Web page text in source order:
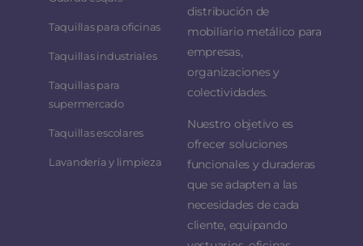
Taquillas para oficinas
Taquillas industriales
Taquillas para
supermercado
Taquillas escolares
Lavandería y limpieza
distribución de
mobiliario metálico para
empresas,
organizaciones y
colectividades.
Nuestro objetivo es
ofrecer soluciones
funcionales y duraderas
que se adapten a las
necesidades de cada
cliente, equipando